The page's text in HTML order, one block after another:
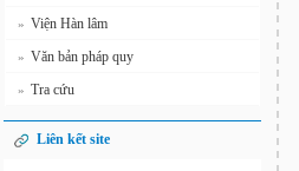
» Viện Hàn lâm
» Văn bản pháp quy
» Tra cứu
Liên kết site